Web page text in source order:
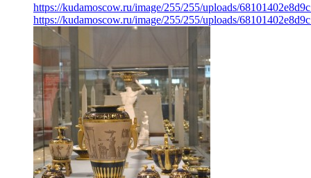
https://kudamoscow.ru/image/255/255/uploads/
https://kudamoscow.ru/image/255/255/uploads/